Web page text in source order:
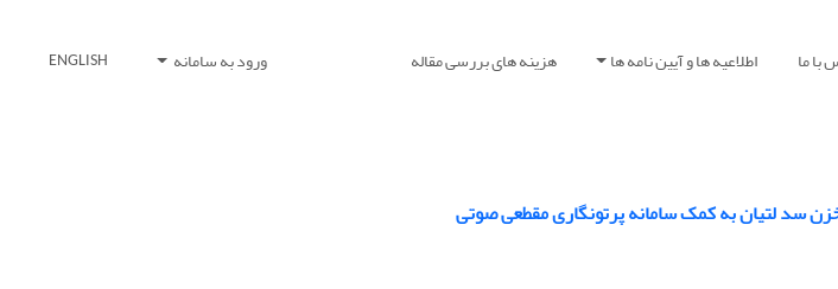
با ما اطلاعیه ها و آیین نامه ها هزینه های بررسی مقاله ورود به سامانه ENGLISH
سد لتیان به کمک سامانه پرتونگاری مقطعی صوتی